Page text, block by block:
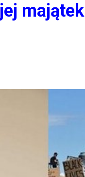
majątek